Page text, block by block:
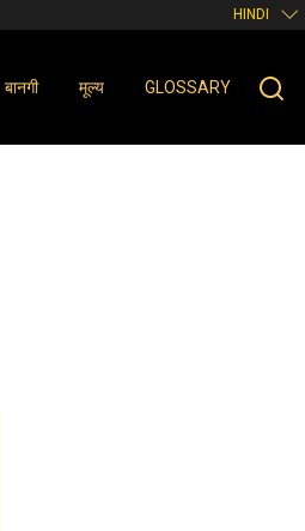
HINDI
बानगी मूल्य GLOSSARY